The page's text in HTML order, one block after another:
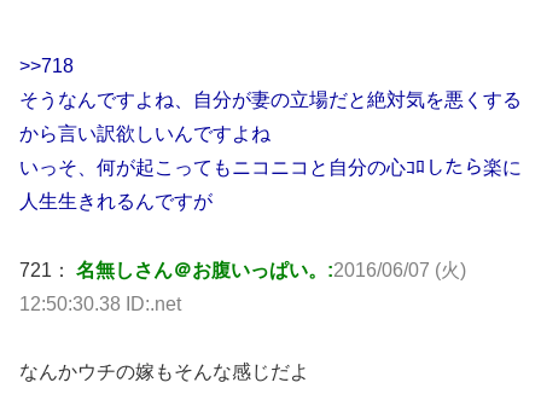
>>718
そうなんですよね、自分が妻の立場だと絶対気を悪くする
から言い訳欲しいんですよね
いっそ、何が起こってもニコニコと自分の心ｺﾛしたら楽に
人生生きれるんですが
721： 名無しさん＠お腹いっぱい。:2016/06/07 (火)
12:50:30.38 ID:.net
なんかウチの嫁もそんな感じだよ